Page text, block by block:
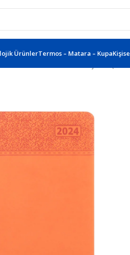
ÜrünlerTermos – Matara – Kupa